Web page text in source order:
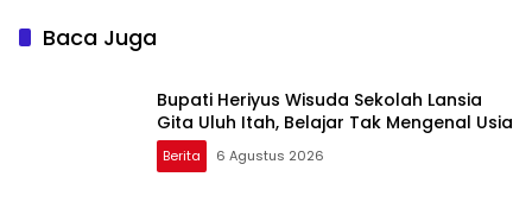
Baca Juga
Bupati Heriyus Wisuda Sekolah Lansia
Gita Uluh Itah, Belajar Tak Mengenal Usia
Berita 6 Agustus 2026